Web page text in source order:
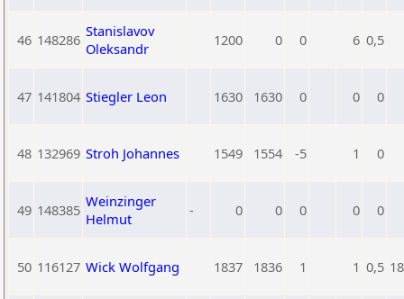
46 148286 Stanislavov
Oleksandr
1200 0 0 6 0,5
47 141804 Stiegler Leon 1630 1630 0 0 0
48 132969 Stroh Johannes 1549 1554 -5 1 0
49 148385 Weinzinger
Helmut
- 0 0 0 0 0
50 116127 Wick Wolfgang 1837 1836 1 1 0,5